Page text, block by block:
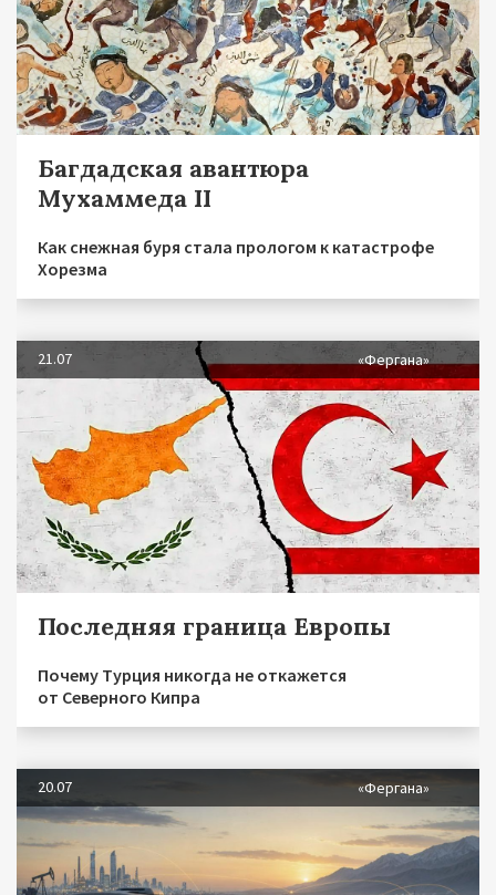
Багдадская авантюра
Мухаммеда II
Как снежная буря стала прологом к катастрофе
Хорезма
21.07 «Фергана»
Последняя граница Европы
Почему Турция никогда не откажется
от Северного Кипра
20.07 «Фергана»